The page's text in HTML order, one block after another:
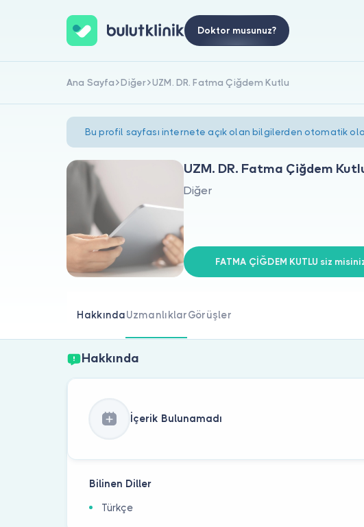
Doktor musunuz?
Ana Sayfa Diğer UZM. DR. Fatma Çiğdem Kutlu
Bu profil sayfası internete açık olan bilgilerden otomatik
UZM. DR. Fatma Çiğdem
Diğer
FATMA ÇİĞDEM KUTLU siz
HakkındaUzmanlıklarGörüşler
Hakkında
İçerik Bulunamadı
Bilinen Diller
Türkçe